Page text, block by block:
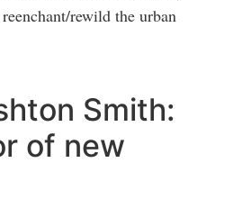
rewild the urban
Smith:
of new